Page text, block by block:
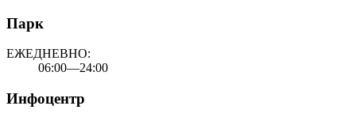
Парк
ЕЖЕДНЕВНО:
06:00—24:00
Инфоцентр